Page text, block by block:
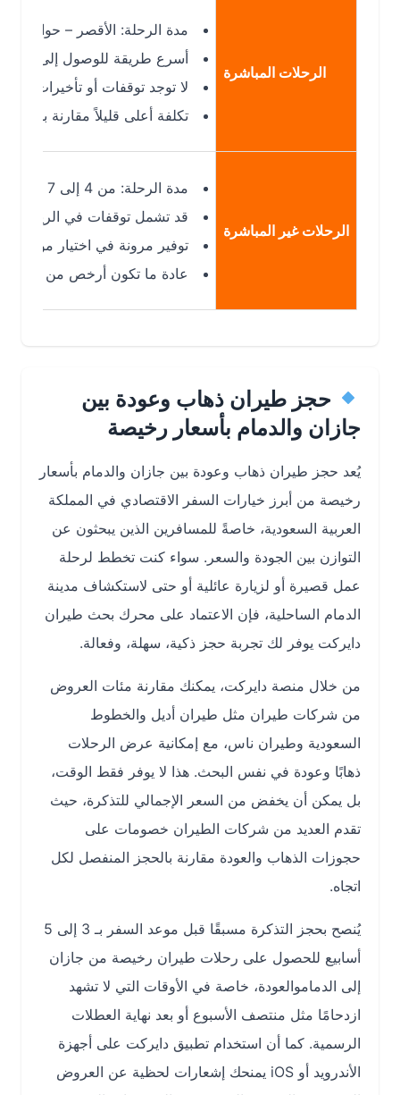
الرحلات المباشرة
مدة الرحلة: الأقصر – حوالي ساعة و40 دقيقة
أسرع طريقة للوصول إلى الدمام
لا توجد توقفات أو تأخيرات إضافية
تكلفة أعلى قليلاً مقارنة بالرحلات غير
الرحلات غير المباشرة
مدة الرحلة: من 4 إلى 7 ساعات
قد تشمل توقفات في الرياض أو جدة
توفير مرونة في اختيار مواعيد
عادة ما تكون أرخص من الرحلات
حجز طيران ذهاب وعودة بين
جازان والدمام بأسعار رخيصة
حجز طيران ذهاب وعودة بين جازان والدمام بأسعار
رخيصة من أبرز خيارات السفر الاقتصادي في المملكة
العربية السعودية، خاصةً للمسافرين الذين يبحثون عن
التوازن بين الجودة والسعر. سواء كنت تخطط لرحلة
عمل قصيرة أو لزيارة عائلية أو حتى لاستكشاف مدينة
الدمام الساحلية، فإن الاعتماد علىمحرك بحث طيران
دايركتيوفر لك تجربة حجز ذكية، سهلة، وفعالة.
من خلال منصة دايركت، يمكنك مقارنة مئات العروض
من شركات طيران مثلطيران أديلو الخطوط
السعوديةوطيران ناس، مع إمكانية عرض الرحلات
ذهابًا وعودة في نفس البحث. هذا لا يوفر فقط الوقت،
بل يمكن أن يخفض من السعر الإجمالي للتذكرة، حيث
تقدم العديد من شركات الطيران خصومات على
حجوزات الذهاب والعودة مقارنة بالحجز المنفصل لكل
يُنصح بحجز التذكرة مسبقًا قبل موعد السفر بـ 3 إلى 5
أسابيع للحصول علىرحلات طيران رخيصة من جازان
إلى الدمام والعودة، خاصة في الأوقات التي لا تشهد
ازدحامًا مثل منتصف الأسبوع أو بعد نهاية العطلات
الرسمية. كما أن استخدامتطبيق دايركتعلى أجهزة
الأندرويد أو iOS يمنحك إشعارات لحظية عن العروض